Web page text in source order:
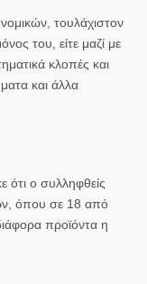
τουλάχιστον
του, είτε μαζί με
κλοπές και
και άλλα
ότι ο συλληφθείς
όπου σε 18 από
προϊόντα η